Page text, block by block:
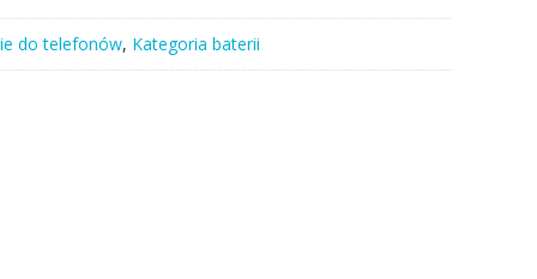
do telefonów, Kategoria baterii